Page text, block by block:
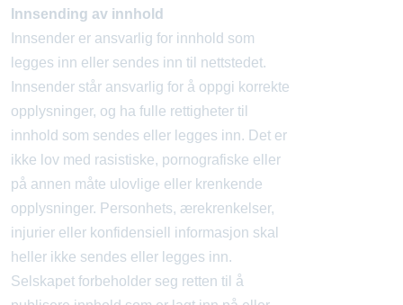
Innsending av innhold
Innsender er ansvarlig for innhold som
legges inn eller sendes inn til nettstedet.
Innsender står ansvarlig for å oppgi korrekte
opplysninger, og ha fulle rettigheter til
innhold som sendes eller legges inn. Det er
ikke lov med rasistiske, pornografiske eller
på annen måte ulovlige eller krenkende
opplysninger. Personhets, ærekrenkelser,
injurier eller konfidensiell informasjon skal
heller ikke sendes eller legges inn.
Selskapet forbeholder seg retten til å